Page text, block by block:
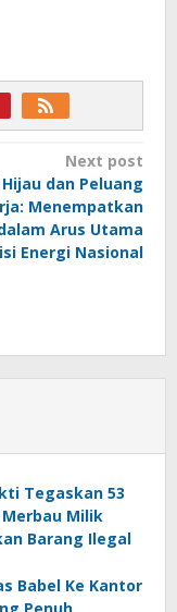
Next post
dan Peluang
Menempatkan
Arus Utama
Energi Nasional
Tegaskan 53
Milik
Barang Ilegal
Babel Ke Kantor